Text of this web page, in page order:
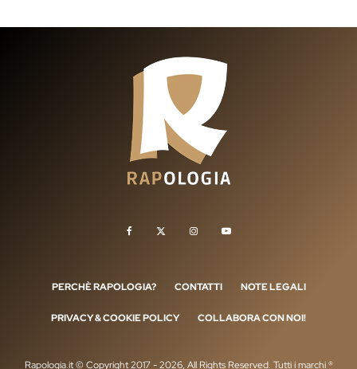
PERCHÈ RAPOLOGIA? CONTATTI NOTE LEGALI
PRIVACY & COOKIE POLICY COLLABORA CON NOI!
Rapologia.it © Copyright 2017 - 2026, All Rights Reserved. Tutti i marchi ®